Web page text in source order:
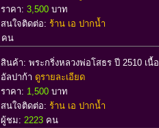
ราคา: 3,500 บาท
สนใจติดต่อ: ร้าน เอ ปากน้ำ
คน
สินค้า: พระกริ่งหลวงพ่อโสธร ปี 2510 เนื้อ
อัลปาก้า ดูรายละเอียด
ราคา: 1,500 บาท
สนใจติดต่อ: ร้าน เอ ปากน้ำ
ผู้ชม: 2223 คน